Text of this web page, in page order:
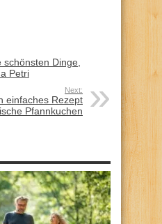
Dinge,
Petri
Next:
einfaches Rezept
Pfannkuchen